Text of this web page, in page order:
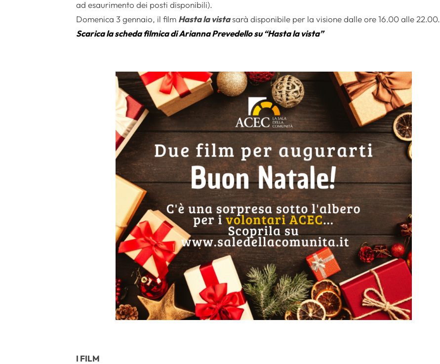
ad esaurimento dei posti disponibili).
Domenica 3 gennaio, il film Hasta la vistasarà disponibile per la visione dalle ore 16.00 alle 22.00.
Scarica la scheda filmica di Arianna Prevedello su “Hasta la vista”
I FILM